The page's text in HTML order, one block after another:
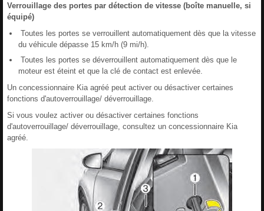
Verrouillage des portes par détection de vitesse (boîte manuelle, si
équipé)
Toutes les portes se verrouillent automatiquement dès que la vitesse
du véhicule dépasse 15 km/h (9 mi/h).
Toutes les portes se déverrouillent automatiquement dès que le
moteur est éteint et que la clé de contact est enlevée.
Un concessionnaire Kia agréé peut activer ou désactiver certaines
fonctions d'autoverrouillage/ déverrouillage.
Si vous voulez activer ou désactiver certaines fonctions
d'autoverrouillage/ déverrouillage, consultez un concessionnaire Kia
agréé.